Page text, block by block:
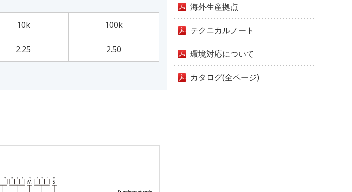
10k 100k
2.25 2.50
海外生産拠点
テクニカルノート
環境対応について
カタログ(全ページ)